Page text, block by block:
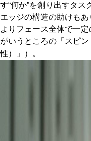
す“何か”を創り出すタス
エッジの構造の助けも
よりフェース全体で一
がいうところの「スピ
性）」）。